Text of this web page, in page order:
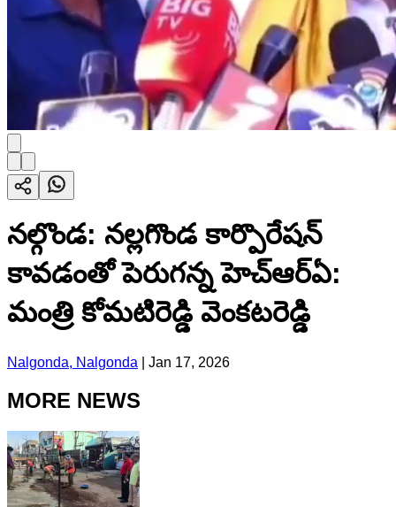
నల్గొండ: నల్లగొండ కార్పొరేషన్
కావడంతో పెరుగన్న హెచ్ఆర్ఏ:
మంత్రి కోమటిరెడ్డి వెంకటరెడ్డి
Nalgonda, Nalgonda Jan 17, 2026
MORE NEWS